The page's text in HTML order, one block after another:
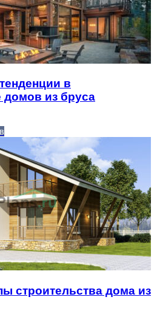
в
домов из бруса
строительства дома из